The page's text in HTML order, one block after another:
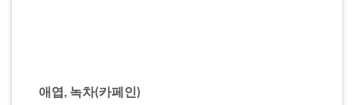
애엽, 녹차(카페인)